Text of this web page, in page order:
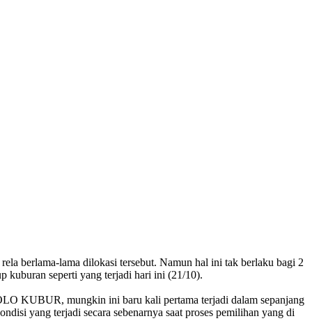
berlama-lama dilokasi tersebut. Namun hal ini tak berlaku bagi 2
kuburan seperti yang terjadi hari ini (21/10).
KUBUR, mungkin ini baru kali pertama terjadi dalam sepanjang
yang terjadi secara sebenarnya saat proses pemilihan yang di